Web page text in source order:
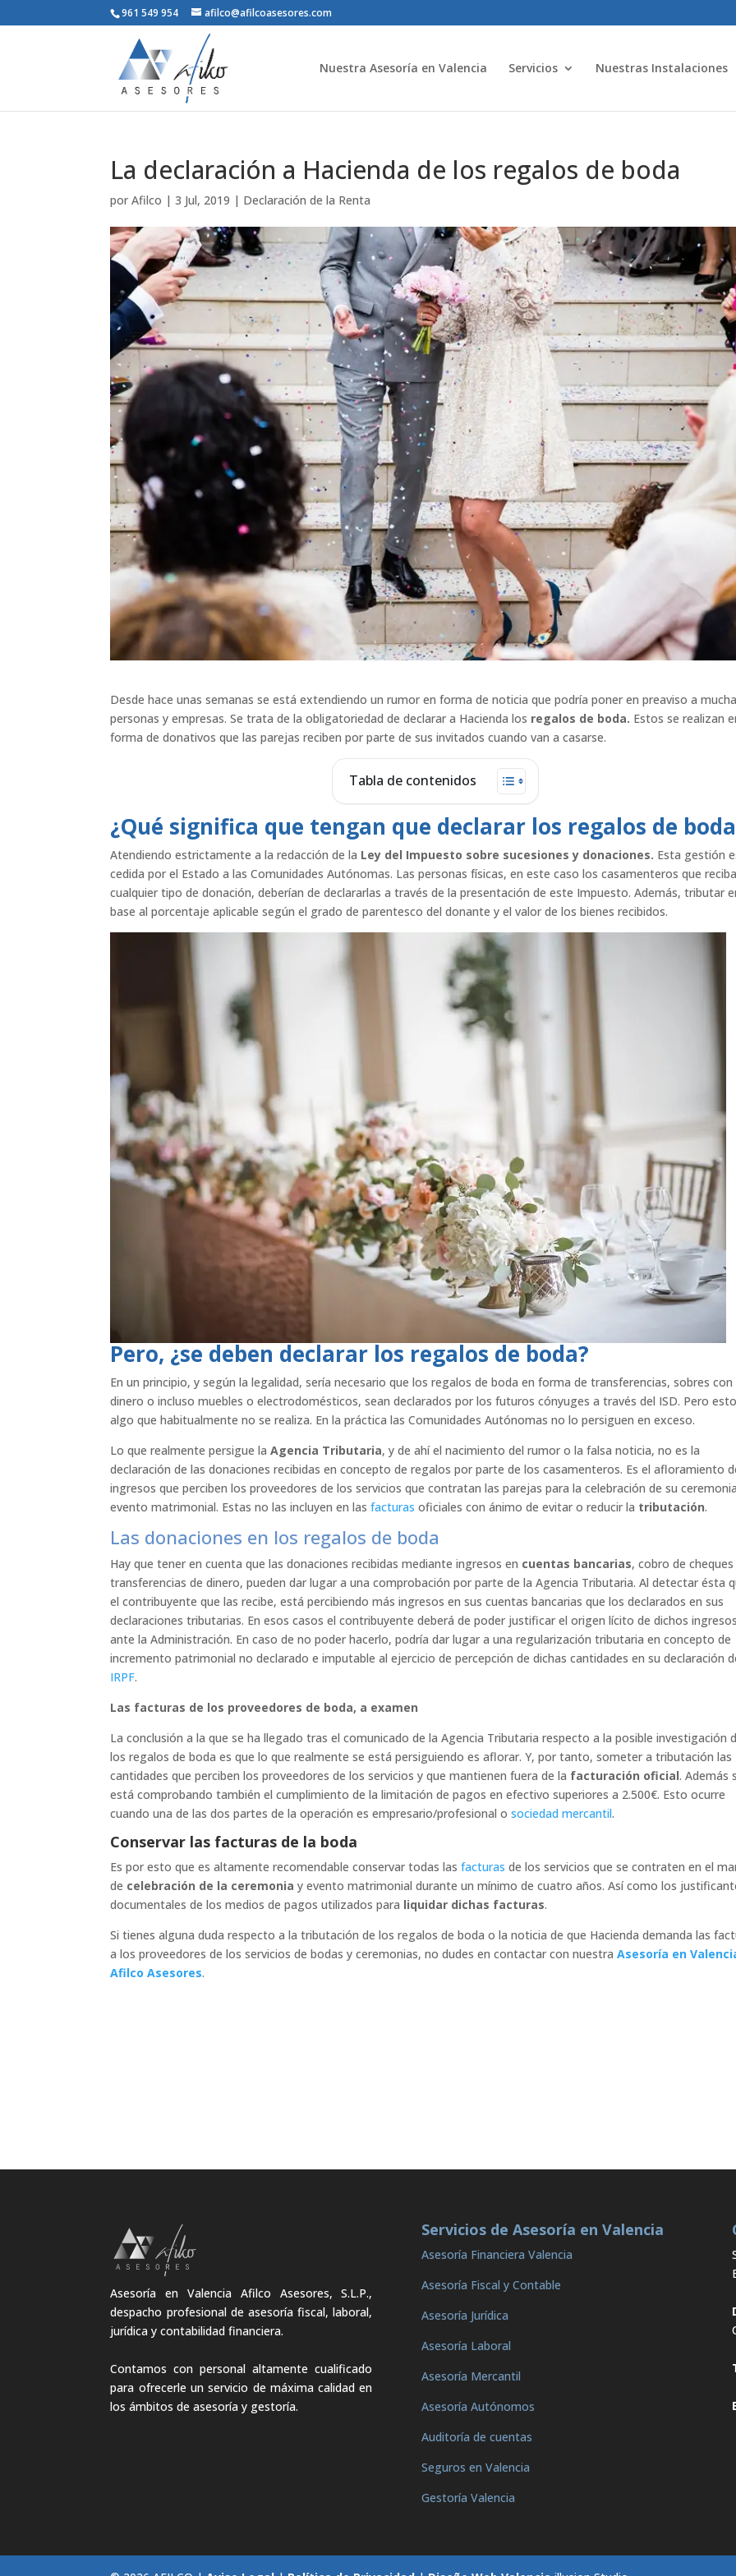
961 549 954 afilco@afilcoasesores.com
Nuestra Asesoría en Valencia Servicios Nuestras Instalaciones
La declaración a Hacienda de los regalos de boda
porAfilco |3 Jul, 2019 | Declaración de la Renta
Desde hace unas semanas se está extendiendo un rumor en forma de noticia que podría poner en preaviso a
personas y empresas. Se trata de la obligatoriedad de declarar a Hacienda los regalos de boda. Estos se realizan
forma de donativos que las parejas reciben por parte de sus invitados cuando van a casarse.
Tabla de contenidos
¿Qué significa que tengan que declarar los regalos de
Atendiendo estrictamente a la redacción de la Ley del Impuesto sobre sucesiones y donaciones. Esta gestión
cedida por el Estado a las Comunidades Autónomas. Las personas físicas, en este caso los casamenteros que
cualquier tipo de donación, deberían de declararlas a través de la presentación de este Impuesto. Además, tributar
base al porcentaje aplicable según el grado de parentesco del donante y el valor de los bienes recibidos.
Pero, ¿se deben declarar los regalos de boda?
En un principio, y según la legalidad, sería necesario que los regalos de boda en forma de transferencias, sobres con
dinero o incluso muebles o electrodomésticos, sean declarados por los futuros cónyuges a través del ISD. Pero
algo que habitualmente no se realiza. En la práctica las Comunidades Autónomas no lo persiguen en exceso.
Lo que realmente persigue laAgencia Tributaria, y de ahí el nacimiento del rumor o la falsa noticia, no es la
declaración de las donaciones recibidas en concepto de regalos por parte de los casamenteros. Es el afloramiento
ingresos que perciben los proveedores de los servicios que contratan las parejas para la celebración de su
evento matrimonial. Estas no las incluyen en lasfacturas oficiales con ánimo de evitar o reducir la tributación.
Las donaciones en los regalos de boda
Hay que tener en cuenta que las donaciones recibidas mediante ingresos en cuentas bancarias, cobro de
transferencias de dinero, pueden dar lugar a una comprobación por parte de la Agencia Tributaria. Al detectar ésta
el contribuyente que las recibe, está percibiendo más ingresos en sus cuentas bancarias que los declarados en sus
declaraciones tributarias. En esos casos el contribuyente deberá de poder justificar el origen lícito de dichos ingresos
ante la Administración. En caso de no poder hacerlo, podría dar lugar a una regularización tributaria en concepto de
incremento patrimonial no declarado e imputable al ejercicio de percepción de dichas cantidades en su declaración
IRPF.
Las facturas de los proveedores de boda, a examen
La conclusión a la que se ha llegado tras el comunicado de la Agencia Tributaria respecto a la posible investigación
los regalos de boda es que lo que realmente se está persiguiendo es aflorar. Y, por tanto, someter a tributación las
cantidades que perciben los proveedores de los servicios y que mantienen fuera de la facturación oficial. Además
está comprobando también el cumplimiento de la limitación de pagos en efectivo superiores a 2.500€. Esto ocurre
cuando una de las dos partes de la operación es empresario/profesional osociedad mercantil.
Conservar las facturas de la boda
Es por esto que es altamente recomendable conservar todas lasfacturas de los servicios que se contraten en el
de celebración de la ceremonia y evento matrimonial durante un mínimo de cuatro años. Así como los
documentales de los medios de pagos utilizados para liquidar dichas facturas.
Si tienes alguna duda respecto a la tributación de los regalos de boda o la noticia de que Hacienda demanda las
a los proveedores de los servicios de bodas y ceremonias, no dudes en contactar con nuestraAsesoría en
Afilco Asesores.
Asesoría en Valencia Afilco Asesores, S.L.P.,
despacho profesional de asesoría fiscal, laboral,
jurídica y contabilidad financiera.
Contamos con personal altamente cualificado
para ofrecerle un servicio de máxima calidad en
los ámbitos de asesoría y gestoría.
Servicios de Asesoría en Valencia
Asesoría Financiera Valencia
Asesoría Fiscal y Contable
Asesoría Jurídica
Asesoría Laboral
Asesoría Mercantil
Asesoría Autónomos
Auditoría de cuentas
Seguros en Valencia
Gestoría Valencia